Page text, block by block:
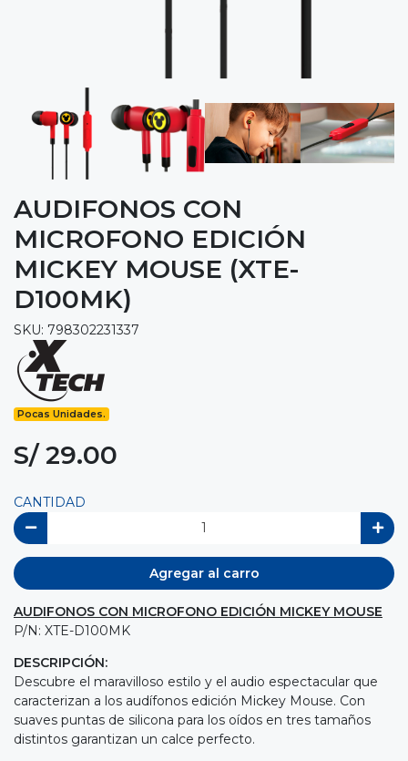
AUDIFONOS CON
MICROFONO EDICIÓN
MICKEY MOUSE (XTE-
D100MK)
SKU: 798302231337
Pocas Unidades.
S/ 29.00
CANTIDAD
Agregar al carro
AUDIFONOS CON MICROFONO EDICIÓN MICKEY MOUSE
P/N: XTE-D100MK
DESCRIPCIÓN:
Descubre el maravilloso estilo y el audio espectacular que
caracterizan a los audífonos edición Mickey Mouse. Con
suaves puntas de silicona para los oídos en tres tamaños
distintos garantizan un calce perfecto.